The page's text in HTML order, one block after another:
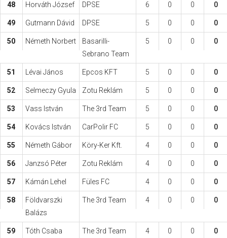
48 Horváth József DPSE 6 0 0 0
49 Gutmann Dávid DPSE 5 0 0 0
50 Németh Norbert
Basarilli-
Sebrano Team
5 0 0 0
51 Lévai János Epcos KFT 5 0 0 0
52 Selmeczy Gyula Zotu Reklám 5 0 0 0
53 Vass István The 3rd Team 5 0 0 0
54 Kovács István CarPolir FC 5 0 0 0
55 Németh Gábor Köry-Ker Kft. 4 0 0 0
56 Janzsó Péter Zotu Reklám 4 0 0 0
57 Kámán Lehel Füles FC 4 0 0 0
58
Földvarszki
Balázs
The 3rd Team 4 0 0 0
59 Tóth Csaba The 3rd Team 4 0 0 0